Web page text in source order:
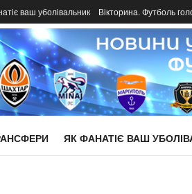
ваш уболівальник Вікторина. Футболь
ЯК ФАНАТІЄ ВАШ